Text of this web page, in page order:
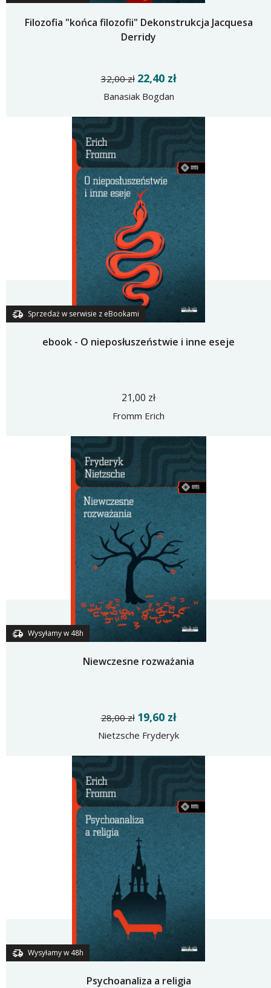
Filozofia "końca filozofii" Dekonstrukcja Jacquesa
Derridy
32,00 zł 22,40 zł
Banasiak Bogdan
Sprzedaż w serwisie z eBookami
ebook - O nieposłuszeństwie i inne eseje
21,00 zł
Fromm Erich
Wysyłamy w 48h
Niewczesne rozważania
28,00 zł 19,60 zł
Nietzsche Fryderyk
Wysyłamy w 48h
Psychoanaliza a religia